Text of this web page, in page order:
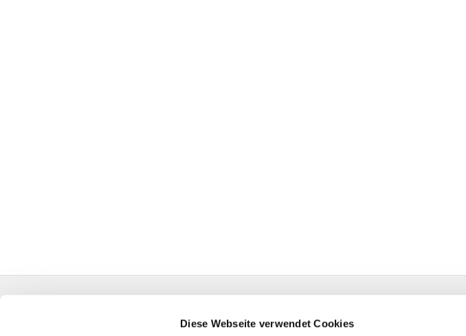
Diese Webseite verwendet Cookies
05241 688522